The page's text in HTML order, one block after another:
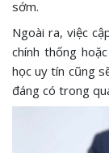
sớm.
Ngoài ra, việc
chính thống
học uy tín cũng
đáng có trong